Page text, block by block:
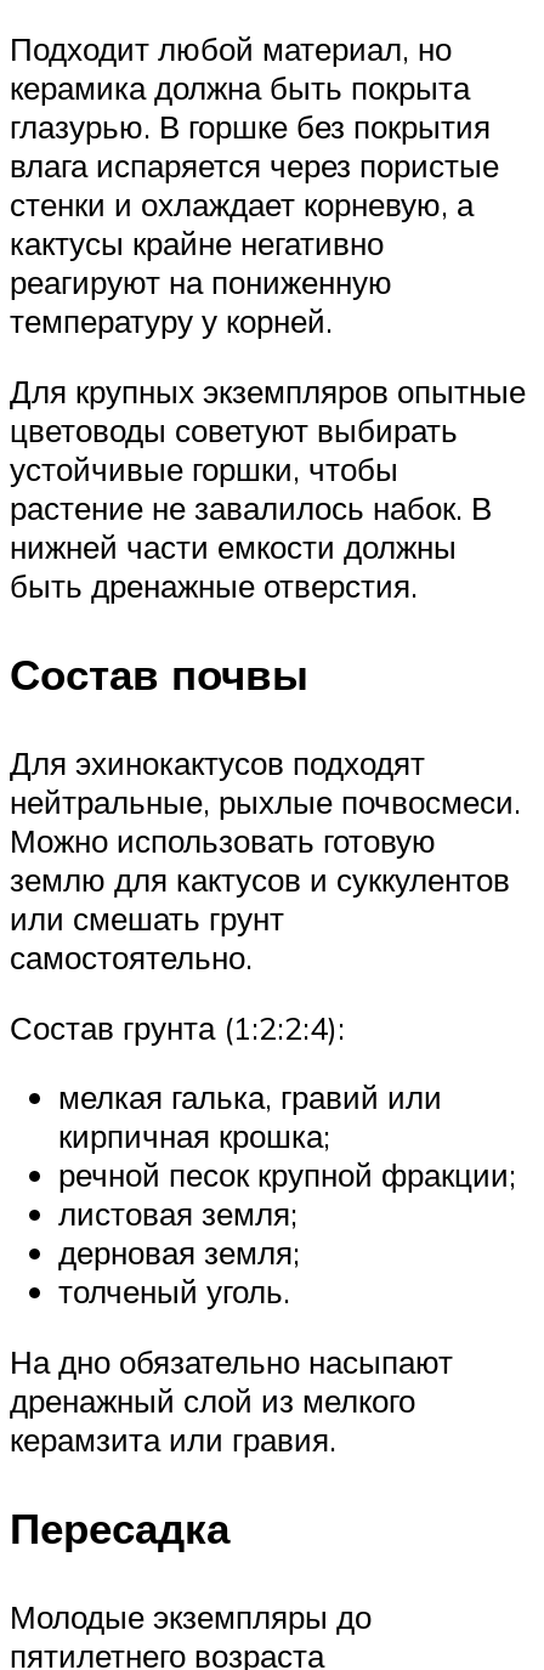
Подходит любой материал, но
керамика должна быть покрыта
глазурью. В горшке без покрытия
влага испаряется через пористые
стенки и охлаждает корневую, а
кактусы крайне негативно
реагируют на пониженную
температуру у корней.
Для крупных экземпляров опытные
цветоводы советуют выбирать
устойчивые горшки, чтобы
растение не завалилось набок. В
нижней части емкости должны
быть дренажные отверстия.
Состав почвы
Для эхинокактусов подходят
нейтральные, рыхлые почвосмеси.
Можно использовать готовую
землю для кактусов и суккулентов
или смешать грунт
самостоятельно.
Состав грунта (1:2:2:4):
мелкая галька, гравий или
кирпичная крошка;
речной песок крупной фракции;
листовая земля;
дерновая земля;
толченый уголь.
На дно обязательно насыпают
дренажный слой из мелкого
керамзита или гравия.
Пересадка
Молодые экземпляры до
пятилетнего возраста